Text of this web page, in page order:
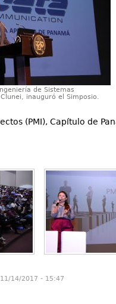
de Sistemas
inauguró el Simposio.
(PMI), Capítulo de
14/2017 - 15:47